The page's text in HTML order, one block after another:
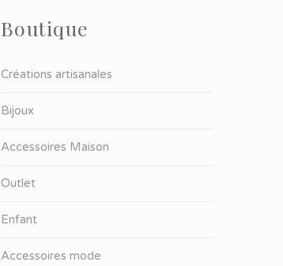
Boutique
Créations artisanales
Bijoux
Accessoires Maison
Outlet
Enfant
Accessoires mode